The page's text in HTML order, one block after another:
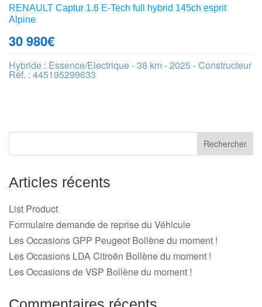
RENAULT Captur 1.6 E-Tech full hybrid 145ch esprit
Alpine
30 980€
Hybride : Essence/Electrique - 38 km - 2025 - Constructeur
Réf. : 445195299633
Articles récents
List Product
Formulaire demande de reprise du Véhicule
Les Occasions GPP Peugeot Bollène du moment !
Les Occasions LDA Citroën Bollène du moment !
Les Occasions de VSP Bollène du moment !